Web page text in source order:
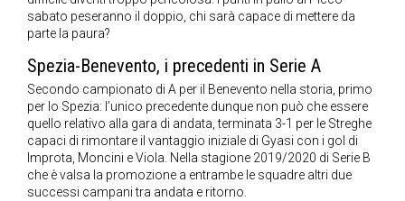
sabato peseranno il doppio, chi sarà capace di mettere da
parte la paura?
Spezia-Benevento, i precedenti in Serie A
Secondo campionato di A per il Benevento nella storia, primo
per lo Spezia: l’unico precedente dunque non può che essere
quello relativo alla gara di andata, terminata 3-1 per le Streghe
capaci di rimontare il vantaggio iniziale di Gyasi con i gol di
Improta, Moncini e Viola. Nella stagione 2019/2020 di Serie B
che è valsa la promozione a entrambe le squadre altri due
successi campani tra andata e ritorno.